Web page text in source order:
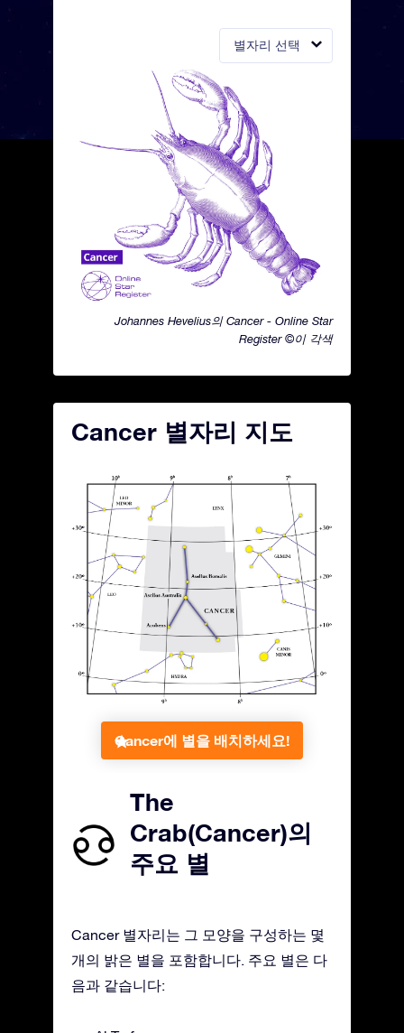
별자리 선택
Johannes Hevelius의 Cancer - Online Star
Register ©이 각색
Cancer 별자리 지도
Cancer에 별을 배치하세요!
The
Crab(Cancer)의
주요 별
Cancer 별자리는 그 모양을 구성하는 몇
개의 밝은 별을 포함합니다. 주요 별은 다
음과 같습니다: